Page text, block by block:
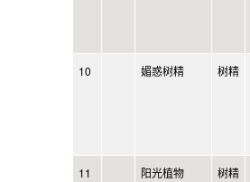
10 媚惑树精 树精
11 阳光植物 树精